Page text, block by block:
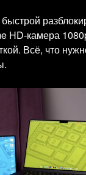
HD-камера
Всё, что